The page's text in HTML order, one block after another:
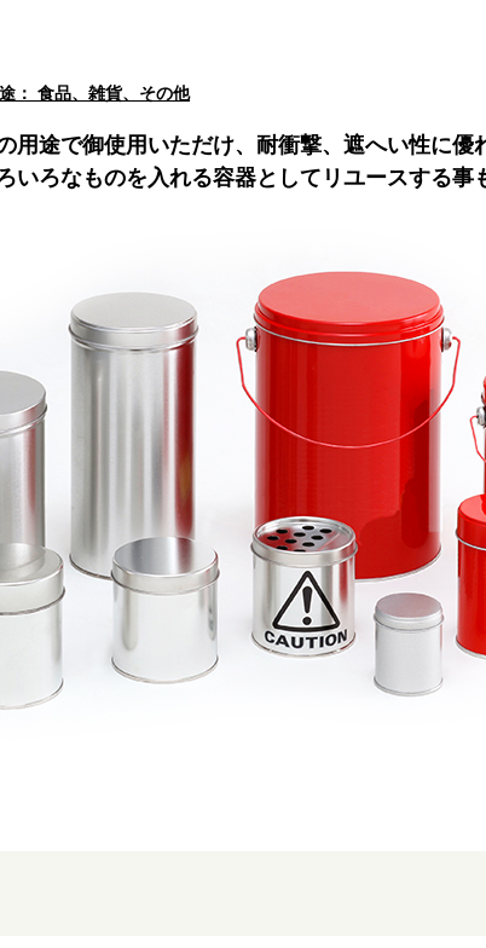
： 食品、雑貨、その他
用途で御使用いただけ、耐衝撃、遮へい性に優
いろなものを入れる容器としてリユースする事